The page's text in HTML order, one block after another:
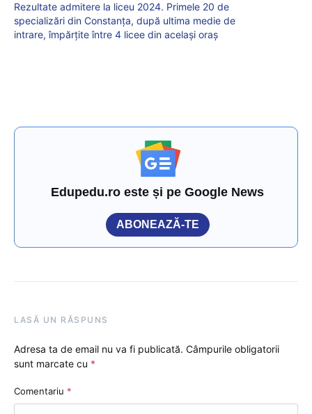
Rezultate admitere la liceu 2024. Primele 20 de
specializări din Constanța, după ultima medie de
intrare, împărțite între 4 licee din același oraș
Edupedu.ro este și pe Google News
ABONEAZĂ-TE
LASĂ UN RĂSPUNS
Adresa ta de email nu va fi publicată. Câmpurile obligatorii
sunt marcate cu *
Comentariu *